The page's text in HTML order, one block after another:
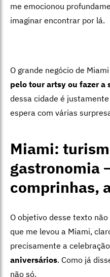
me emocionou
imaginar encontrar por lá.
O grande negócio de
pelo tour artsy ou fazer a
dessa cidade é
espera com várias
Miami:
gastronomia
comprinhas,
O objetivo desse texto
que me levou a Miami,
precisamente a
aniversários. Como já
não só.